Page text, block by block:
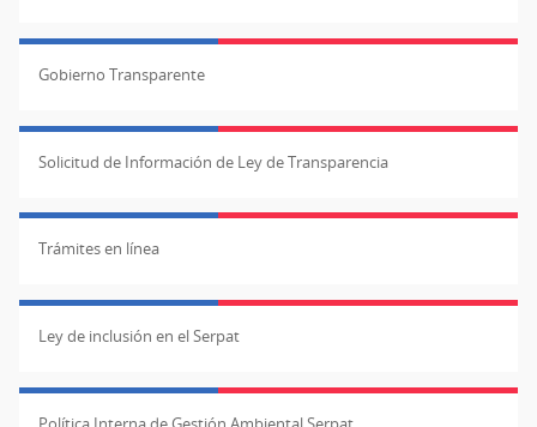
Gobierno Transparente
Solicitud de Información de Ley de Transparencia
Trámites en línea
Ley de inclusión en el Serpat